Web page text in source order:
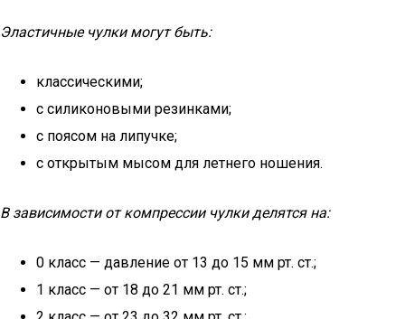
Эластичные чулки могут быть:
классическими;
с силиконовыми резинками;
с поясом на липучке;
с открытым мысом для летнего ношения.
В зависимости от компрессии чулки делятся на:
0 класс — давление от 13 до 15 мм рт. ст.;
1 класс — от 18 до 21 мм рт. ст.;